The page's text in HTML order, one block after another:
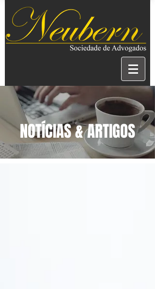
NOTÍCIAS & ARTIGOS